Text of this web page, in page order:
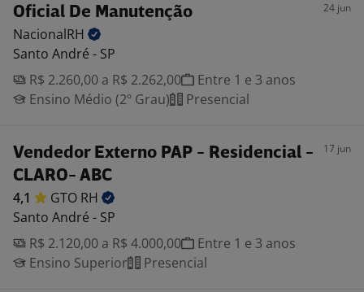
Oficial De Manutenção 24 jun
NacionalRH
Santo André - SP
R$ 2.260,00 a R$ 2.262,00
Entre 1 e 3 anos
Ensino Médio (2º Grau)
Presencial
Vendedor Externo PAP - Residencial -
CLARO- ABC
17 jun
4,1 GTO RH
Santo André - SP
R$ 2.120,00 a R$ 4.000,00
Entre 1 e 3 anos
Ensino Superior
Presencial